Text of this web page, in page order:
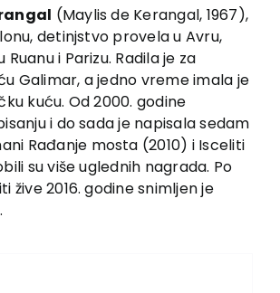
(Maylis de Kerangal, 1967),
detinjstvo provela u Avru,
i Parizu. Radila je za
Galimar, a jedno vreme imala je
kuću. Od 2000. godine
i do sada je napisala sedam
Rađanje mosta (2010) i Isceliti
su više uglednih nagrada. Po
žive 2016. godine snimljen je